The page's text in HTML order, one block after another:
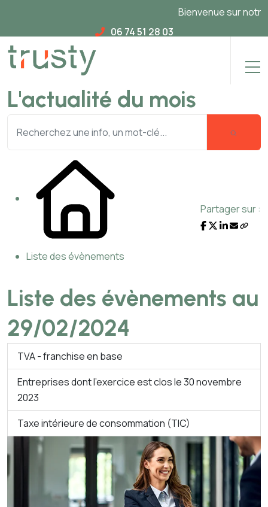
Bienvenue sur notre
06 74 51 28 03
L'actualité du mois
Liste des évènements
Partager sur :
Liste des évènements au
29/02/2024
TVA - franchise en base
Entreprises dont l'exercice est clos le 30 novembre
2023
Taxe intérieure de consommation (TIC)